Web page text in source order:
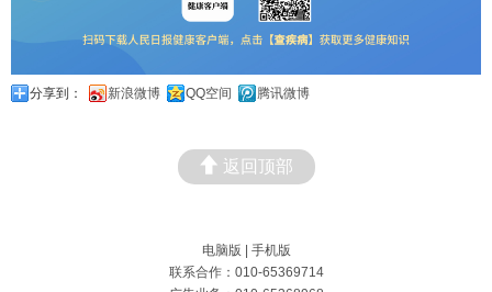
分享到： 新浪微博 QQ空间 腾讯微博
返回顶部
电脑版 | 手机版
联系合作：010-65369714